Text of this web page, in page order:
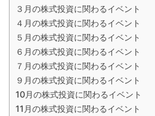
３月の株式投資に関わるイベント
４月の株式投資に関わるイベント
５月の株式投資に関わるイベント
６月の株式投資に関わるイベント
７月の株式投資に関わるイベント
９月の株式投資に関わるイベント
10月の株式投資に関わるイベント
11月の株式投資に関わるイベント